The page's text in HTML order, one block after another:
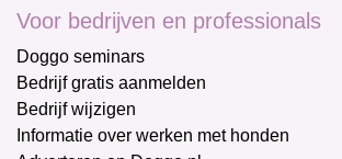
Voor bedrijven en professionals
Doggo seminars
Bedrijf gratis aanmelden
Bedrijf wijzigen
Informatie over werken met honden